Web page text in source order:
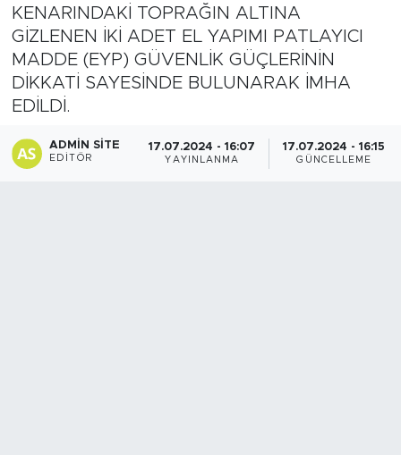
KENARINDAKİ TOPRAĞIN ALTINA
GİZLENEN İKİ ADET EL YAPIMI PATLAYICI
MADDE (EYP) GÜVENLİK GÜÇLERİNİN
DİKKATİ SAYESİNDE BULUNARAK İMHA
EDİLDİ.
ADMIN SITE
EDITÖR
17.07.2024 - 16:07
YAYINLANMA
17.07.2024 - 16:15
GÜNCELLEME
Yayladere-Yedisu
MD Prestij Dergisi
Siyaset
Spor
Son Dakika Haberleri
Haber Arşivi